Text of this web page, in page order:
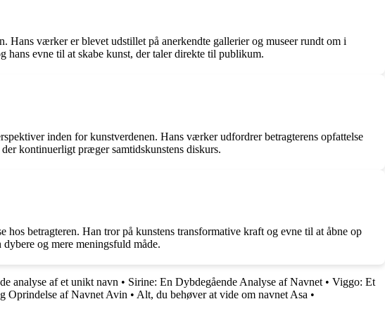
Hans værker er blevet udstillet på anerkendte gallerier og museer rundt om i
hans evne til at skabe kunst, der taler direkte til publikum.
inden for kunstverdenen. Hans værker udfordrer betragterens opfattelse
kontinuerligt præger samtidskunstens diskurs.
betragteren. Han tror på kunstens transformative kraft og evne til at åbne op
og mere meningsfuld måde.
analyse af et unikt navn • Sirine: En Dybdegående Analyse af Navnet • Viggo: Et
Oprindelse af Navnet Avin • Alt, du behøver at vide om navnet Asa •